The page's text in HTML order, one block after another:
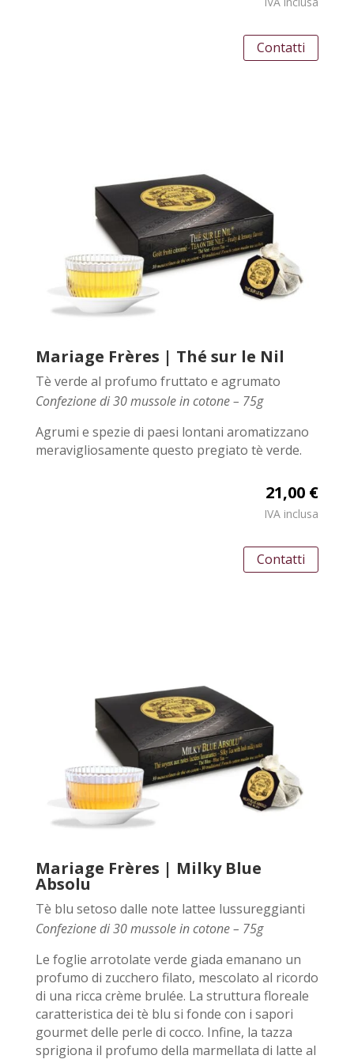
Contatti
Mariage Frères | Thé sur le Nil
Tè verde al profumo fruttato e agrumato
Confezione di 30 mussole in cotone – 75g
Agrumi e spezie di paesi lontani aromatizzano
meravigliosamente questo pregiato tè verde.
21,00 €
IVA inclusa
Contatti
Mariage Frères | Milky Blue
Absolu
Tè blu setoso dalle note lattee lussureggianti
Confezione di 30 mussole in cotone – 75g
Le foglie arrotolate verde giada emanano un
profumo di zucchero filato, mescolato al ricordo
di una ricca crème brulée. La struttura floreale
caratteristica dei tè blu si fonde con i sapori
gourmet delle perle di cocco. Infine, la tazza
sprigiona il profumo della marmellata di latte al